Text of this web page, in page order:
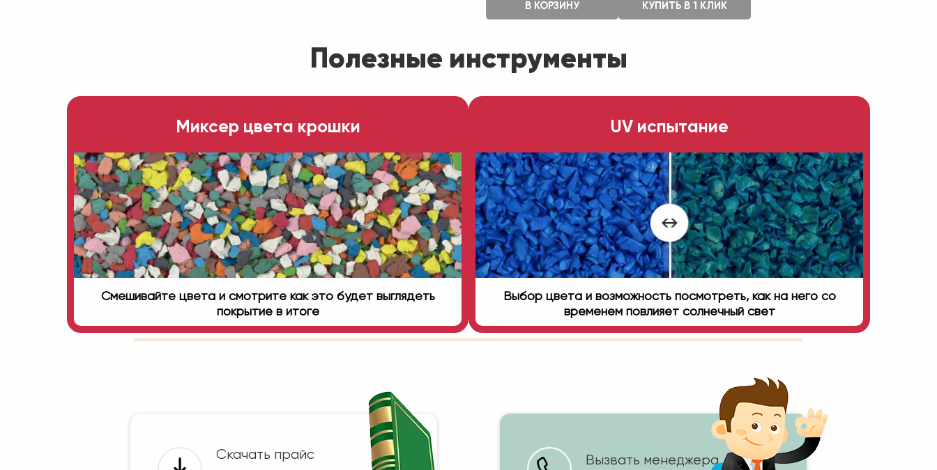
В КОРЗИНУ КУПИТЬ В 1 КЛИК
Полезные инструменты
Миксер цвета крошки
Смешивайте цвета и смотрите как это будет выглядеть
покрытие в итоге
UV испытание
Выбор цвета и возможность посмотреть, как на него со
временем повлияет солнечный свет
Скачать прайс Вызвать менеджера